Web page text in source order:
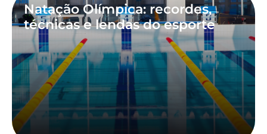
Natação Olímpica: recordes,
técnicas e lendas do esporte